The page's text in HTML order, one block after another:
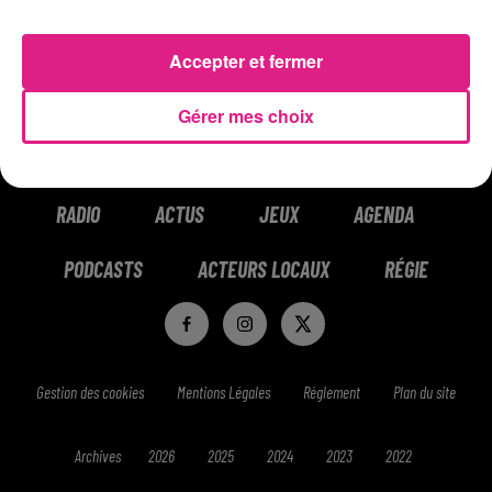
RADIO ACTUS JEUX AGENDA
PODCASTS ACTEURS LOCAUX RÉGIE
Gestion des cookies Mentions Légales Réglement Plan du site
Archives 2026 2025 2024 2023 2022
Gérer mes choix
Accepter et fermer